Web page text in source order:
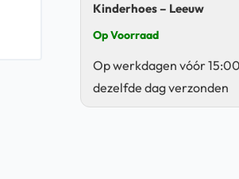
Kinderhoes – Leeuw
Op Voorraad
Op werkdagen vóór
dezelfde dag verzonden